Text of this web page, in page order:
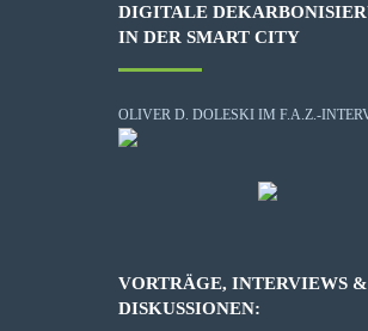
DIGITALE
IN DER SMART CITY
OLIVER D. DOLESKI IM F.A.Z.-
VORTRÄGE, INTERVIEWS &
DISKUSSIONEN: